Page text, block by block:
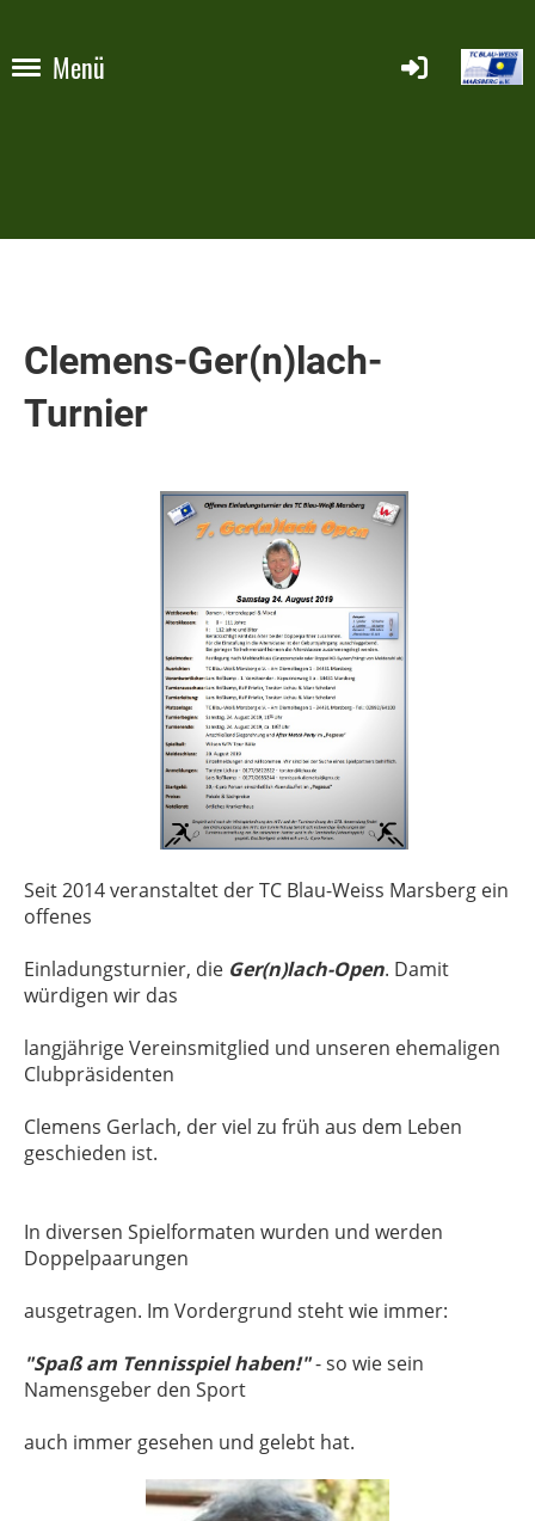
Menü
Clemens-Ger(n)lach-
Turnier
Seit 2014 veranstaltet der TC Blau-Weiss Marsberg ein
offenes
Einladungsturnier, die Ger(n)lach-Open. Damit
würdigen wir das
langjährige Vereinsmitglied und unseren ehemaligen
Clubpräsidenten
Clemens Gerlach, der viel zu früh aus dem Leben
geschieden ist.
In diversen Spielformaten wurden und werden
Doppelpaarungen
ausgetragen. Im Vordergrund steht wie immer:
"Spaß am Tennisspiel haben!"- so wie sein
Namensgeber den Sport
auch immer gesehen und gelebt hat.